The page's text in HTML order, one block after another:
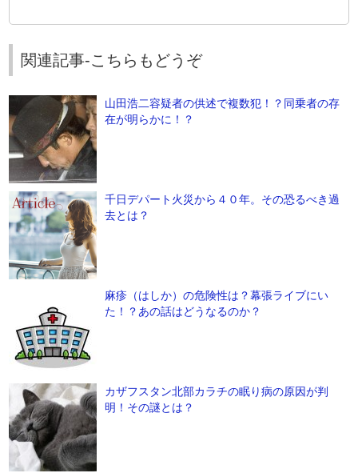
関連記事-こちらもどうぞ
山田浩二容疑者の供述で複数犯！？同乗者の存
在が明らかに！？
千日デパート火災から４０年。その恐るべき過
去とは？
麻疹（はしか）の危険性は？幕張ライブにい
た！？あの話はどうなるのか？
カザフスタン北部カラチの眠り病の原因が判
明！その謎とは？